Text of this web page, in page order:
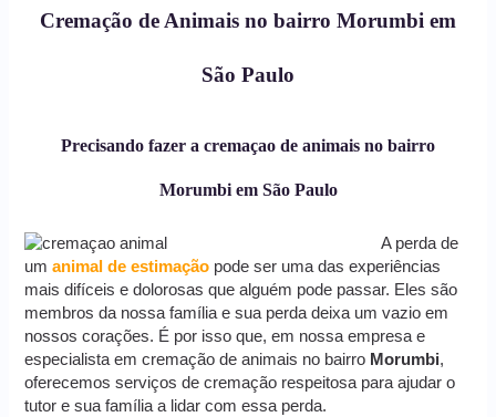
Cremação de Animais no bairro Morumbi em
São Paulo
Precisando fazer a cremaçao de animais no bairro
Morumbi em São Paulo
A perda de
umanimal de estimação pode ser uma das experiências
mais difíceis e dolorosas que alguém pode passar. Eles são
membros da nossa família e sua perda deixa um vazio em
nossos corações. É por isso que, em nossa empresa e
especialista em cremação de animais no bairro Morumbi,
oferecemos serviços de cremação respeitosa para ajudar o
tutor e sua família a lidar com essa perda.